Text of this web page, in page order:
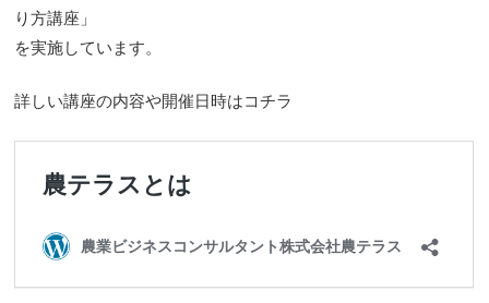
り方講座」
を実施しています。
詳しい講座の内容や開催日時はコチラ